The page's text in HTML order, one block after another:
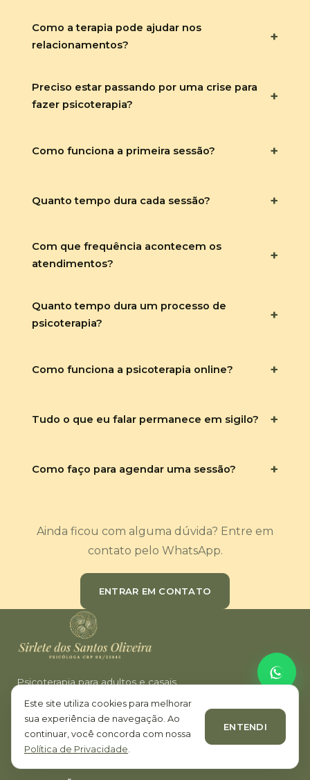
Como a terapia pode ajudar nos
relacionamentos?
+
Preciso estar passando por uma crise para
fazer psicoterapia?
+
Como funciona a primeira sessão? +
Quanto tempo dura cada sessão? +
Com que frequência acontecem os
atendimentos?
+
Quanto tempo dura um processo de
psicoterapia?
+
Como funciona a psicoterapia online? +
Tudo o que eu falar permanece em sigilo? +
Como faço para agendar uma sessão? +
Ainda ficou com alguma dúvida? Entre em
contato pelo WhatsApp.
ENTRAR EM CONTATO
Psicoterapia para adultos e casais.
Atendimento presencial em Campo Mourão e Maringá e
psicoterapia online.
Este site utiliza cookies para melhorar
sua experiência de navegação. Ao
continuar, você concorda com nossa
Política de Privacidade.
ENTENDI